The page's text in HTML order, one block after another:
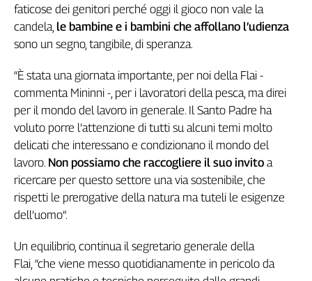
Contatti
La
redazione
Newsletter
Social
faticose dei genitori perché oggi il gioco non vale la
candela, le bambine e i bambini che affollano l’udienza
sono un segno, tangibile, di speranza.
“È stata una giornata importante, per noi della Flai -
commenta Mininni -, per i lavoratori della pesca, ma direi
per il mondo del lavoro in generale. Il Santo Padre ha
voluto porre l’attenzione di tutti su alcuni temi molto
delicati che interessano e condizionano il mondo del
lavoro. Non possiamo che raccogliere il suo invito a
ricercare per questo settore una via sostenibile, che
rispetti le prerogative della natura ma tuteli le esigenze
dell’uomo”.
Un equilibrio, continua il segretario generale della
Flai, “che viene messo quotidianamente in pericolo da